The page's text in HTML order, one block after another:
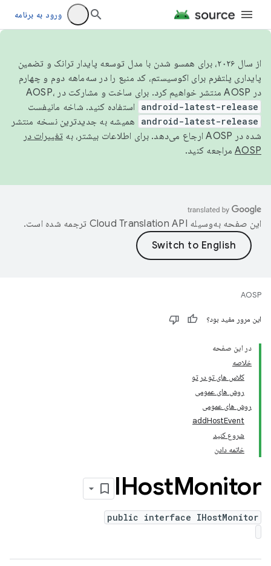
ورود به برنامه
از سال ۲۰۲۶، برای همسو شدن با مدل توسعه پایدار ترانک و تضمین
پایداری پلتفرم برای اکوسیستم، کد منبع را در سه‌ماهه دوم و چهارم
در AOSP منتشر خواهیم کرد. برای ساخت و مشارکت در AOSP،
android-latest-release استفاده کنید. شاخه مانیفست
android-latest-release
همیشه به جدیدترین نسخه منتشر
شده در AOSP ارجاع می‌دهد. برای اطلاعات بیشتر، به
تغییرات در
AOSP مراجعه کنید.
این صفحه به‌وسیله ترجمه شده است.
AOSP
این مرور مفید بود؟
در این صفحه
خلاصه
کلاس های تو در تو
روش های عمومی
روش های عمومی
addHostEvent
شروع کنید
خاتمه دادن
IHostMonitor
public interface IHostMonitor